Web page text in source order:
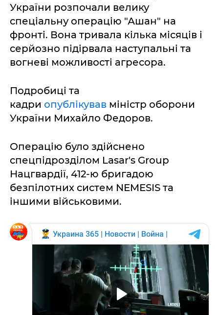
України розпочали велику
спеціальну операцію "Ашан" на
фронті. Вона тривала кілька місяців і
серйозно підірвала наступальні та
вогневі можливості агресора.
Подробиці та
кадри опублікував міністр оборони
України Михайло Федоров.
Операцію було здійснено
спецпідрозділом Lasar's Group
Нацгвардії, 412-ю бригадою
безпілотних систем NEMESIS та
іншими військовими.